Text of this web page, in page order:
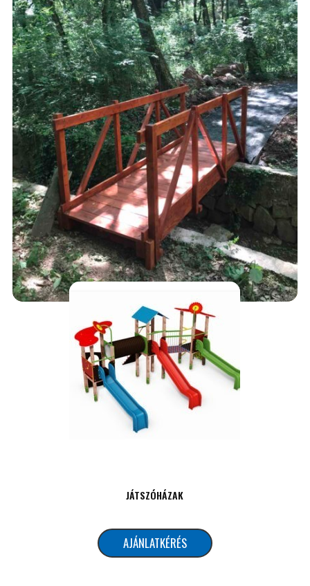
395,000Ft
AJÁNLATKÉRÉS
HIDAK, ÁTJÁRÓK, LÉPCSŐK
AJÁNLATKÉRÉS
JÁTSZÓHÁZAK
AJÁNLATKÉRÉS